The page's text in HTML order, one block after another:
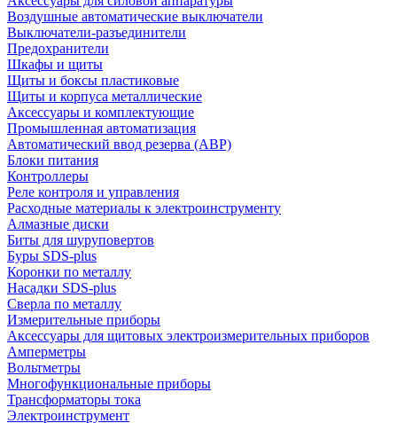
Воздушные автоматические выключатели
Выключатели-разъединители
Предохранители
Шкафы и щиты
Щиты и боксы пластиковые
Щиты и корпуса металлические
Аксессуары и комплектующие
Промышленная автоматизация
Автоматический ввод резерва (АВР)
Блоки питания
Контроллеры
Реле контроля и управления
Расходные материалы к электроинструменту
Алмазные диски
Биты для шуруповертов
Буры SDS-plus
Коронки по металлу
Насадки SDS-plus
Сверла по металлу
Измерительные приборы
Аксессуары для щитовых электроизмерительных приборов
Амперметры
Вольтметры
Многофункциональные приборы
Трансформаторы тока
Электроинструмент